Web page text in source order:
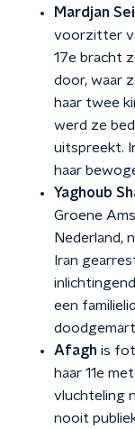
Mardjan
voorzitter
17e bracht
door, waar
haar twee
werd ze
uitspreekt.
haar
Yaghoub
Groene
Nederland,
Iran
een
Afagh is
haar 11e
vluchteling
nooit